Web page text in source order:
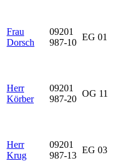
Frau
Dorsch
09201
987-10
EG 01
Herr
Körber
09201
987-20
OG 11
Herr
Krug
09201
987-13
EG 03